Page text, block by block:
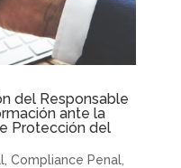
del Responsable
ante la
Protección del
, Compliance Penal,